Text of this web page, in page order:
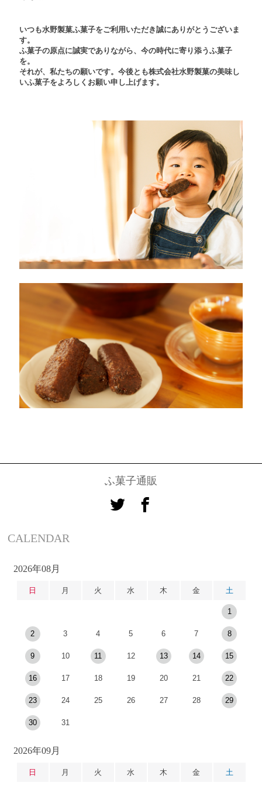
いつも水野製菓ふ菓子をご利用いただき誠にありがとうございま
す。
ふ菓子の原点に誠実でありながら、今の時代に寄り添うふ菓子
を。
それが、私たちの願いです。今後とも株式会社水野製菓の美味し
いふ菓子をよろしくお願い申し上げます。
ふ菓子通販
CALENDAR
2026年08月
日 月 火 水 木 金 土
1
2 3 4 5 6 7 8
9 10 11 12 13 14 15
16 17 18 19 20 21 22
23 24 25 26 27 28 29
30 31
2026年09月
日 月 火 水 木 金 土